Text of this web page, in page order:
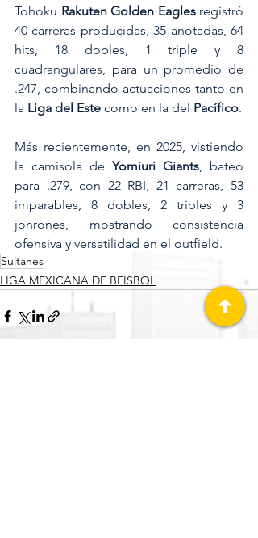
Tohoku Rakuten Golden Eagles registró
40 carreras producidas, 35 anotadas, 64
hits, 18 dobles, 1 triple y 8
cuadrangulares, para un promedio de
.247, combinando actuaciones tanto en
la Liga del Este como en la del Pacífico.
Más recientemente, en 2025, vistiendo
la camisola de Yomiuri Giants , bateó
para .279, con 22 RBI, 21 carreras, 53
imparables, 8 dobles, 2 triples y 3
jonrones, mostrando consistencia
ofensiva y versatilidad en el outfield.
Sultanes
LIGA MEXICANA DE BEISBOL